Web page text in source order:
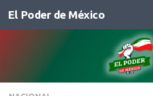
Saltar al contenido
El Poder de México